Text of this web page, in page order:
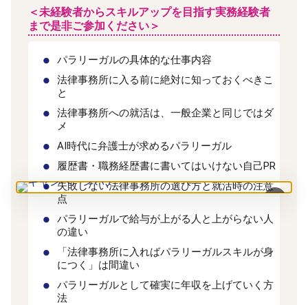
×
＜未経験者からスキルアップを目指す実務経験者
まで是非ご参加ください＞
パラリーガルの具体的な仕事内容
法律事務所に入る前に絶対に知っておくべきこ
と
法律事務所への就活は、一般企業と同じではダ
メ
AI時代に弁護士が求めるパラリーガル
履歴書・職務経歴書に書いてはいけない自己PR
失敗しない法律事務所の選び方と就活時の注意
点
パラリーガルで給与が上がる人と上がらない人
の違い
「法律事務所に入ればパラリーガルスキルが身
につく」は間違い
パラリーガルとして確実に年収を上げていく方
法